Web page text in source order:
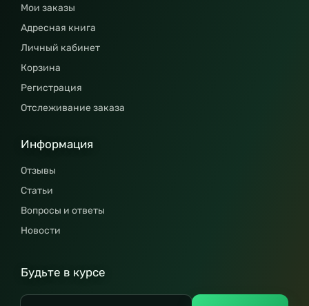
Мои заказы
Адресная книга
Личный кабинет
Корзина
Регистрация
Отслеживание заказа
Информация
Отзывы
Статьи
Вопросы и ответы
Новости
Будьте в курсе